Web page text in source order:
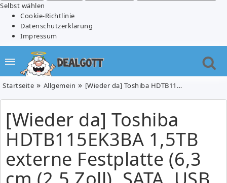
Selbst wählen
Cookie-Richtlinie
Datenschutzerklärung
Impressum
Startseite Allgemein [Wieder da] Toshiba HDTB115EK3BA 1,5TB externe Festplatte (6,3 cm (2,5 Zoll), SATA, USB 3.0) für 76,33€
[Wieder da] Toshiba
HDTB115EK3BA 1,5TB
externe Festplatte (6,3